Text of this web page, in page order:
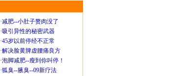
·减肥--小肚子赘肉没了
·吸引异性的秘密武器
·45岁以前停经不正常
·解决脸黄脾虚腰痛良方
·泡脚减肥--瘦到你叫停！
·狐臭--腋臭--09新疗法